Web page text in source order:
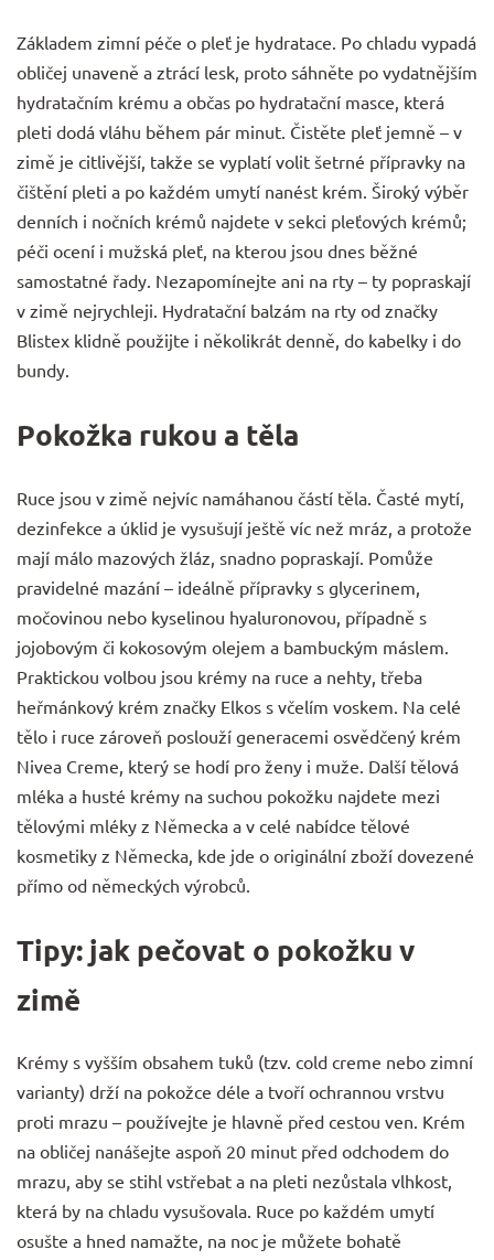
Základem zimní péče o pleť je hydratace. Po chladu vypadá
obličej unaveně a ztrácí lesk, proto sáhněte po vydatnějším
hydratačním krému a občas po hydratační masce, která
pleti dodá vláhu během pár minut. Čistěte pleť jemně – v
zimě je citlivější, takže se vyplatí volit šetrné přípravky na
čištění pleti a po každém umytí nanést krém. Široký výběr
denních i nočních krémů najdete v sekci pleťových krémů;
péči ocení i mužská pleť, na kterou jsou dnes běžné
samostatné řady. Nezapomínejte ani na rty – ty popraskají
v zimě nejrychleji. Hydratační balzám na rty od značky
Blistex klidně použijte i několikrát denně, do kabelky i do
bundy.
Pokožka rukou a těla
Ruce jsou v zimě nejvíc namáhanou částí těla. Časté mytí,
dezinfekce a úklid je vysušují ještě víc než mráz, a protože
mají málo mazových žláz, snadno popraskají. Pomůže
pravidelné mazání – ideálně přípravky s glycerinem,
močovinou nebo kyselinou hyaluronovou, případně s
jojobovým či kokosovým olejem a bambuckým máslem.
Praktickou volbou jsou krémy na ruce a nehty , třeba
heřmánkový krém značky Elkos s včelím voskem. Na celé
tělo i ruce zároveň poslouží generacemi osvědčený krém
Nivea Creme, který se hodí pro ženy i muže. Další tělová
mléka a husté krémy na suchou pokožku najdete mezi
tělovými mléky z Německa a v celé nabídce tělové
kosmetiky z Německa , kde jde o originální zboží dovezené
přímo od německých výrobců.
Tipy: jak pečovat o pokožku v
zimě
Krémy s vyšším obsahem tuků (tzv. cold creme nebo zimní
varianty) drží na pokožce déle a tvoří ochrannou vrstvu
proti mrazu – používejte je hlavně před cestou ven. Krém
na obličej nanášejte aspoň 20 minut před odchodem do
mrazu, aby se stihl vstřebat a na pleti nezůstala vlhkost,
která by na chladu vysušovala. Ruce po každém umytí
osušte a hned namažte, na noc je můžete bohatě